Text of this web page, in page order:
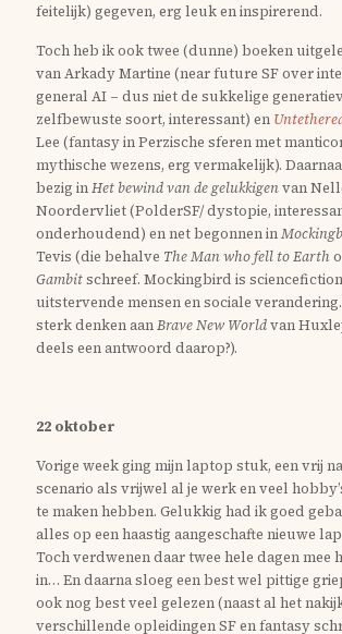
feitelijk) gegeven, erg leuk en inspirerend.
Toch heb ik ook twee (dunne) boeken
van Arkady Martine (near future SF over
general AI – dus niet de sukkelige
zelfbewuste soort, interessant) en
Lee (fantasy in Perzische sferen met
mythische wezens, erg vermakelijk).
bezig inHet bewind van de gelukkigenvan
Noordervliet (PolderSF/ dystopie,
onderhoudend) en net begonnen in
Tevis (die behalve The Man who fell to Earth
Gambitschreef. Mockingbird is
uitstervende mensen en sociale
sterk denken aanBrave New Worldvan
deels een antwoord daarop?).
22 oktober
Vorige week ging mijn laptop stuk, een vrij
scenario als vrijwel al je werk en veel
te maken hebben. Gelukkig had ik goed
alles op een haastig aangeschafte nieuwe
Toch verdwenen daar twee hele dagen mee
in… En daarna sloeg een best wel pittige
ook nog best veel gelezen (naast al het
verschillende opleidingen SF en fantasy